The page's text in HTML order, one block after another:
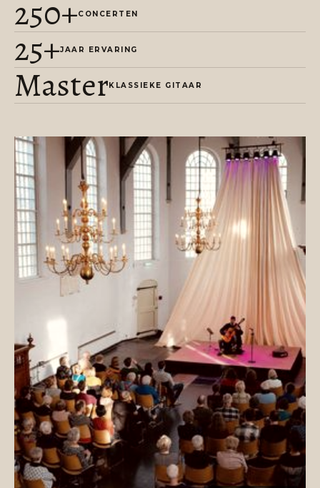
250+CONCERTEN
25+JAAR ERVARING
MasterKLASSIEKE GITAAR